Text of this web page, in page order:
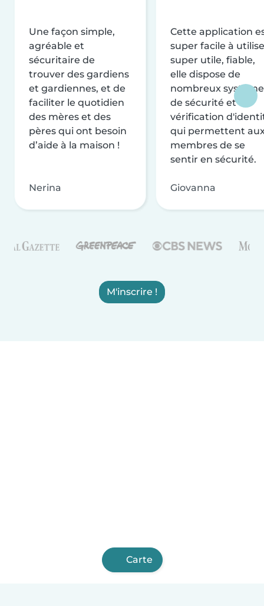
Une façon simple,
agréable et
sécuritaire de
trouver des gardiens
et gardiennes, et de
faciliter le quotidien
des mères et des
pères qui ont besoin
d’aide à la maison !
Nerina
Cette application
super facile à
super utile, fiable,
elle dispose de
nombreux
de sécurité et de
vérification
qui permettent
membres de se
sentir en sécurité.
Giovanna
M'inscrire !
Carte